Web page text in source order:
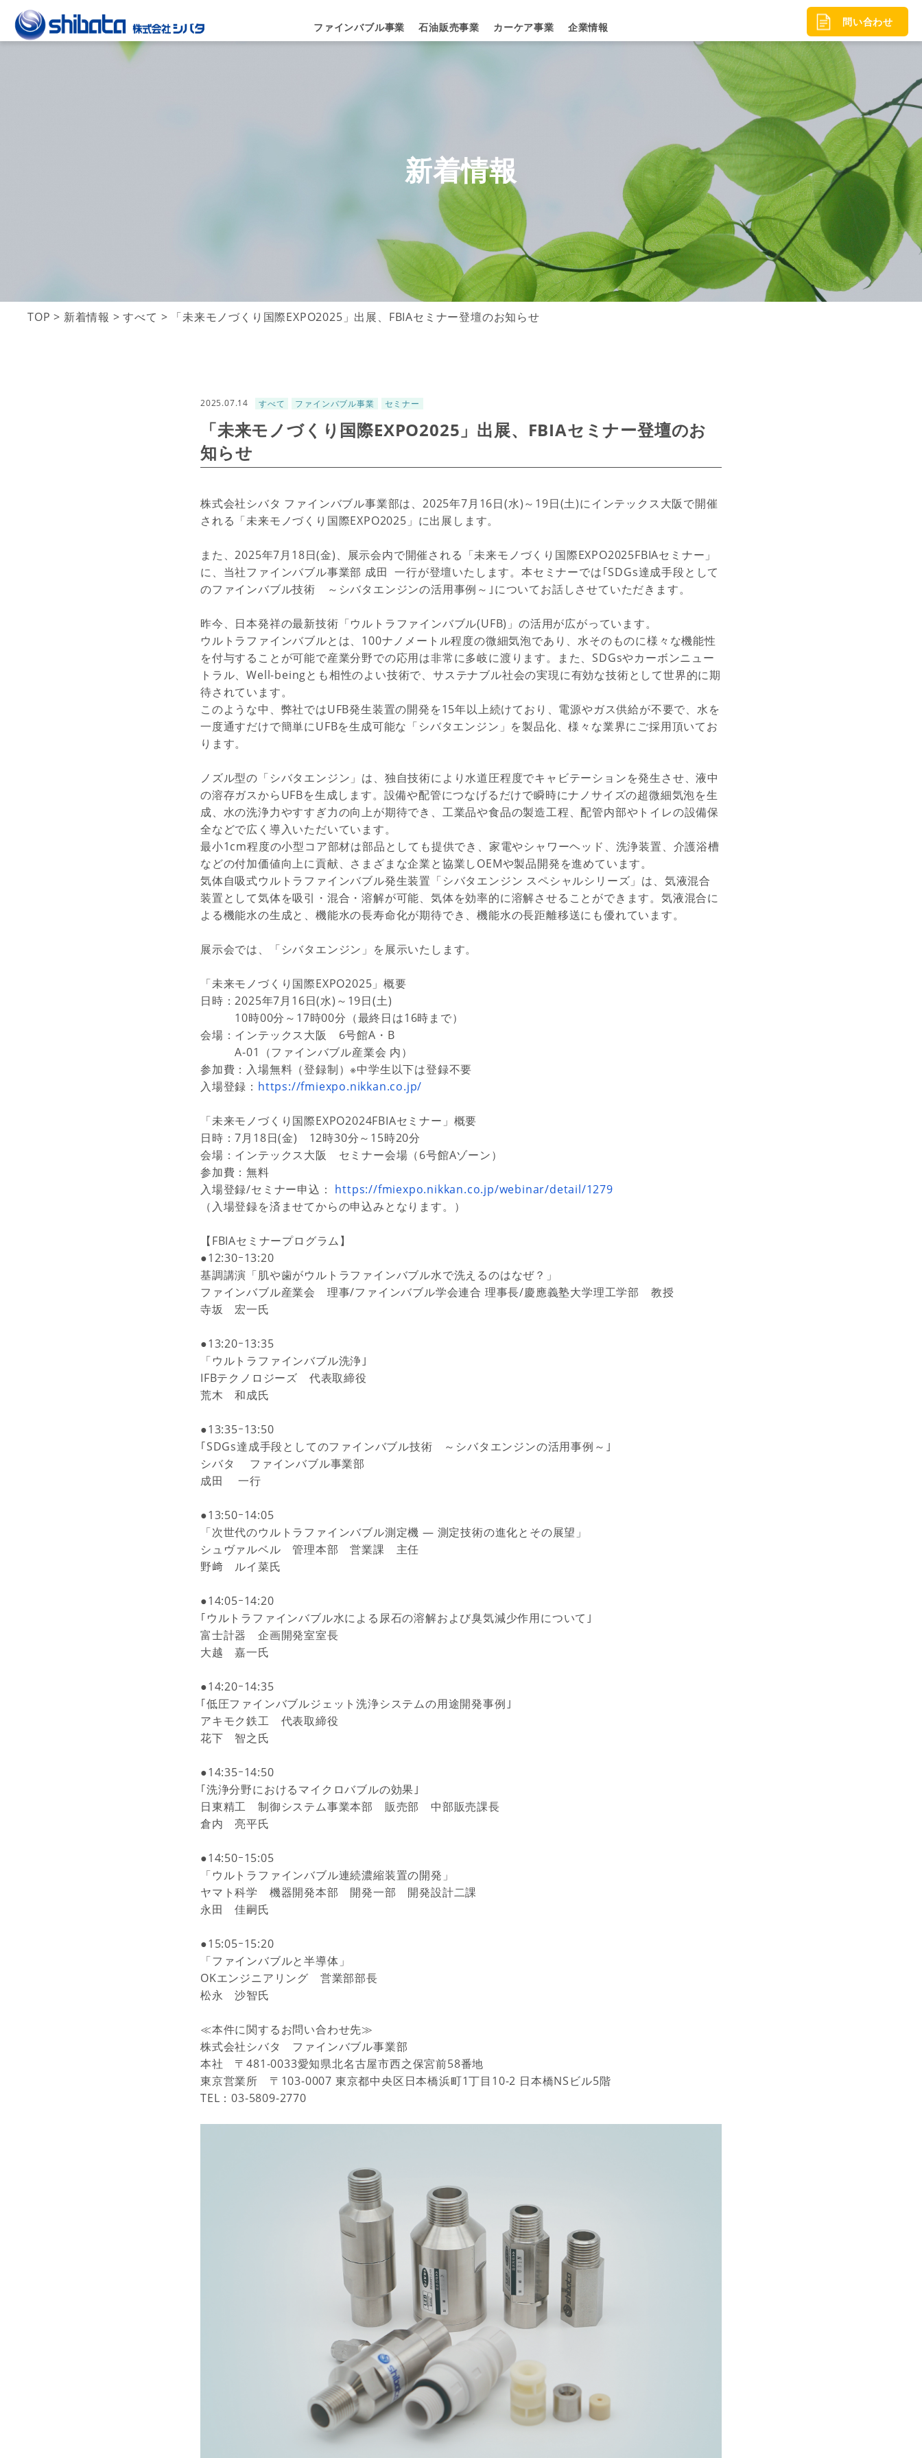
ファインバブル事業 石油販売事業 カーケア事業 企業情報 問い合わせ
新着情報
TOP > 新着情報 >すべて > 「未来モノづくり国際EXPO2025」出展、FBIAセミナー登壇のお知らせ
2025.07.14 すべて ファインバブル事業 セミナー
「未来モノづくり国際EXPO2025」出展、FBIAセミナー登壇のお
知らせ
株式会社シバタ ファインバブル事業部は、2025年7月16日(水)～19日(土)にインテックス大阪で開催
される「未来モノづくり国際EXPO2025」に出展します。
また、2025年7月18日(金)、展示会内で開催される「未来モノづくり国際EXPO2025FBIAセミナー」
に、当社ファインバブル事業部 成田 一行が登壇いたします。本セミナーでは｢SDGs達成手段として
のファインバブル技術 ～シバタエンジンの活用事例～｣についてお話しさせていただきます。
昨今、日本発祥の最新技術「ウルトラファインバブル(UFB)」の活用が広がっています。
ウルトラファインバブルとは、100ナノメートル程度の微細気泡であり、水そのものに様々な機能性
を付与することが可能で産業分野での応用は非常に多岐に渡ります。また、SDGsやカーボンニュー
トラル、Well-beingとも相性のよい技術で、サステナブル社会の実現に有効な技術として世界的に期
待されています。
このような中、弊社ではUFB発生装置の開発を15年以上続けており、電源やガス供給が不要で、水を
一度通すだけで簡単にUFBを生成可能な「シバタエンジン」を製品化、様々な業界にご採用頂いてお
ります。
ノズル型の「シバタエンジン」は、独自技術により水道圧程度でキャビテーションを発生させ、液中
の溶存ガスからUFBを生成します。設備や配管につなげるだけで瞬時にナノサイズの超微細気泡を生
成、水の洗浄力やすすぎ力の向上が期待でき、工業品や食品の製造工程、配管内部やトイレの設備保
全などで広く導入いただいています。
最小1cm程度の小型コア部材は部品としても提供でき、家電やシャワーヘッド、洗浄装置、介護浴槽
などの付加価値向上に貢献、さまざまな企業と協業しOEMや製品開発を進めています。
気体自吸式ウルトラファインバブル発生装置「シバタエンジン スペシャルシリーズ」は、気液混合
装置として気体を吸引・混合・溶解が可能、気体を効率的に溶解させることができます。気液混合に
よる機能水の生成と、機能水の長寿命化が期待でき、機能水の長距離移送にも優れています。
展示会では、「シバタエンジン」を展示いたします。
「未来モノづくり国際EXPO2025」概要
日時：2025年7月16日(水)～19日(土)
10時00分～17時00分（最終日は16時まで）
会場：インテックス大阪 6号館A・B
A-01
（ファインバブル産業会 内）
参加費：入場無料（登録制）※中学生以下は登録不要
入場登録： https://fmiexpo.nikkan.co.jp/
「未来モノづくり国際EXPO2024FBIAセミナー」概要
日時：7月18日(金) 12時30分～15時20分
会場：インテックス大阪 セミナー会場（6号館Aゾーン）
参加費：無料
入場登録/セミナー申込： https://fmiexpo.nikkan.co.jp/webinar/detail/1279
（入場登録を済ませてからの申込みとなります。）
【FBIAセミナープログラム】
●12:30ｰ13:20
基調講演「肌や歯がウルトラファインバブル水で洗えるのはなぜ？」
ファインバブル産業会 理事/ファインバブル学会連合 理事長/慶應義塾大学理工学部 教授
寺坂 宏一氏
●13:20ｰ13:35
「ウルトラファインバブル洗浄｣
IFBテクノロジーズ 代表取締役
荒木 和成氏
●13:35ｰ13:50
｢SDGs達成手段としてのファインバブル技術 ～シバタエンジンの活用事例～｣
シバタ ファインバブル事業部
成田 一行
●13:50ｰ14:05
「次世代のウルトラファインバブル測定機 ― 測定技術の進化とその展望」
シュヴァルベル 管理本部 営業課 主任
野﨑 ルイ菜氏
●14:05ｰ14:20
｢ウルトラファインバブル水による尿石の溶解および臭気減少作用について｣
富士計器 企画開発室室長
大越 嘉一氏
●14:20ｰ14:35
｢低圧ファインバブルジェット洗浄システムの用途開発事例｣
アキモク鉄工 代表取締役
花下 智之氏
●14:35ｰ14:50
｢洗浄分野におけるマイクロバブルの効果｣
日東精工 制御システム事業本部 販売部 中部販売課長
倉内 亮平氏
●14:50ｰ15:05
「ウルトラファインバブル連続濃縮装置の開発」
ヤマト科学 機器開発本部 開発一部 開発設計二課
永田 佳嗣氏
●15:05ｰ15:20
「ファインバブルと半導体」
OKエンジニアリング 営業部部長
松永 沙智氏
≪本件に関するお問い合わせ先≫
株式会社シバタ ファインバブル事業部
本社 〒481-0033愛知県北名古屋市西之保宮前58番地
東京営業所 〒 103-0007 東京都中央区日本橋浜町1丁目 10-2 日本橋NS ビル5階
TEL：03-5809-2770